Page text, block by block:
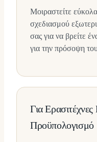
Μοιραστείτε
σχεδιασμού
σας για να βρείτε
για την πρόσοψη
Για
Προϋπολογισμό